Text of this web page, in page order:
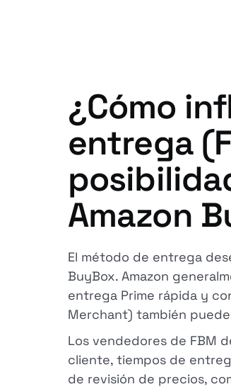
¿Cómo
entrega
Amazon
El método de entrega
BuyBox. Amazon
entrega Prime rápida y
Merchant) también
Los vendedores de FBM
cliente, tiempos de
de revisión de precios,